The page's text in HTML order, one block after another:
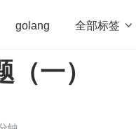
golang 全部标签 
Web3.0
一）